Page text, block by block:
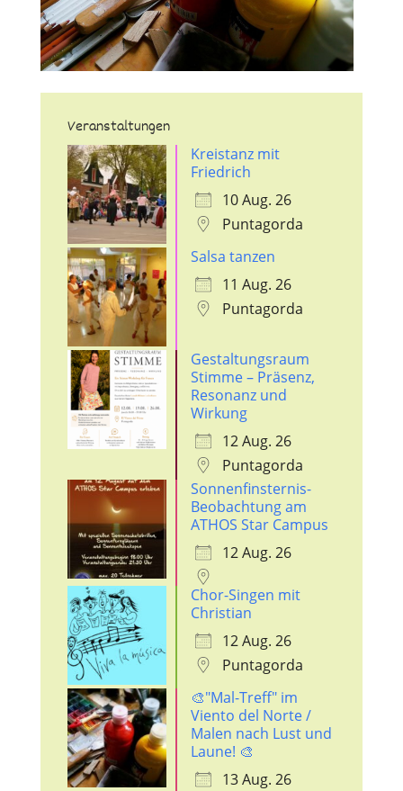
Veranstaltungen
Kreistanz mit
Friedrich
10 Aug. 26
Puntagorda
Salsa tanzen
11 Aug. 26
Puntagorda
Gestaltungsraum
Stimme – Präsenz,
Resonanz und
Wirkung
12 Aug. 26
Puntagorda
Sonnenfinsternis-
Beobachtung am
ATHOS Star Campus
12 Aug. 26
Chor-Singen mit
Christian
12 Aug. 26
Puntagorda
🎨"Mal-Treff" im
Viento del Norte /
Malen nach Lust und
Laune! 🎨
13 Aug. 26